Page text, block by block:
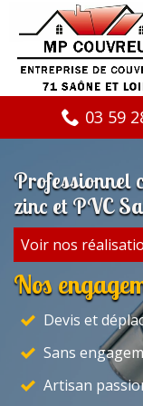
03 59
Professionnel
zinc et PVC
Voir nos
Nos
Devis et
Sans
Artisan